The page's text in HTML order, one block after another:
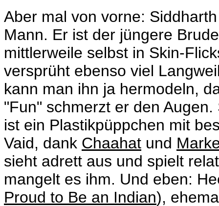
Aber mal von vorne:
Mann. Er ist der jüngere
mittlerweile selbst in Skin-
versprüht ebenso viel
kann man ihn ja hermodeln,
"Fun" schmerzt er den
ist ein Plastikpüppchen mit
Vaid, dank Chaahat und
sieht adrett aus und spielt
mangelt es ihm. Und eben:
Proud to Be an Indian),